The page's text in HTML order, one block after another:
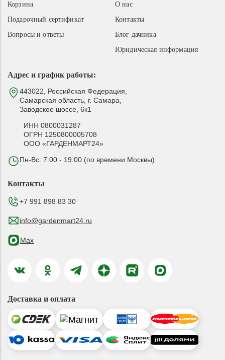
Адрес и график работы:
443022, Российская Федерация,
Самарская область, г. Самара,
Заводское шоссе, 6к1
ИНН 0800031287
ОГРН 1250800005708
ООО «ГАРДЕНМАРТ24»
Пн-Вс: 7:00 - 19:00 (по времени Москвы)
О нас
Контакты
Блог дачника
Юридическая информация
Корзина
Подарочный сертификат
Вопросы и ответы
Контакты
+7 991 898 83 30
info@gardenmart24.ru
Max
Доставка и оплата